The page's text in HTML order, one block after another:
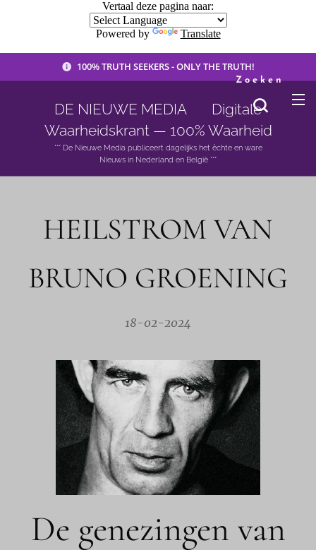
Vertaal deze pagina naar:
Powered by Translate
100% TRUTH SEEKERS - ONLY THE TRUTH!
DE NIEUWE MEDIA 🟣 Digitale
Waarheidskrant — 100% Waarheid
*** De Nieuwe Media publiceert dagelijks het èchte en ware
Nieuws in Nederland en België ***
Zoeken
HEILSTROM VAN
BRUNO GROENING
18-02-2024
De genezingen van